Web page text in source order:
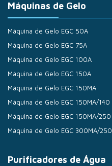
Máquinas de Gelo
Máquina de Gelo EGC 50A
Máquina de Gelo EGC 75A
Máquina de Gelo EGC 100A
Máquina de Gelo EGC 150A
Máquina de Gelo EGC 150MA
Máquina de Gelo EGC 150MA/140
Máquina de Gelo EGC 150MA/250
Máquina de Gelo EGC 300MA/250
Purificadores de Água